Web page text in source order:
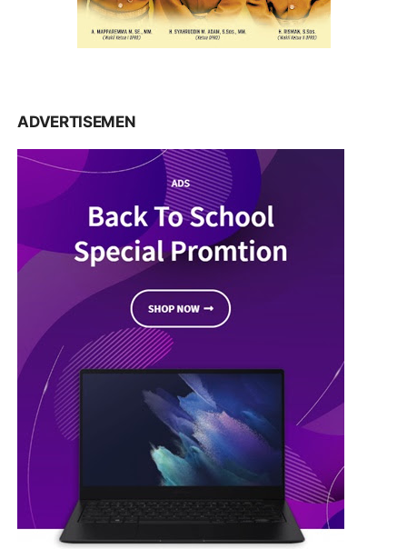
ADVERTISEMEN